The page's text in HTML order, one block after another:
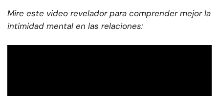
Mire este video revelador para comprender mejor la
intimidad mental en las relaciones: